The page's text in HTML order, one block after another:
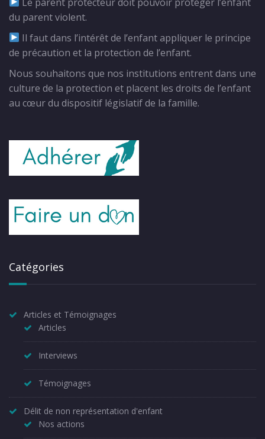
du parent violent.
Il faut dans l’intérêt de l’enfant appliquer le principe
de précaution et la protection de l’enfant.
Nous souhaitons que nos institutions entrent dans une
culture de la protection et placent les droits de l’enfant
au cœur du dispositif législatif de la famille.
Catégories
Articles et Témoignages
Articles
Interviews
Témoignages
Délit de non représentation d'enfant
Nos actions